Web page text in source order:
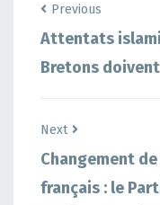
Previous
Attentats
Bretons
Next
Changement
français : le